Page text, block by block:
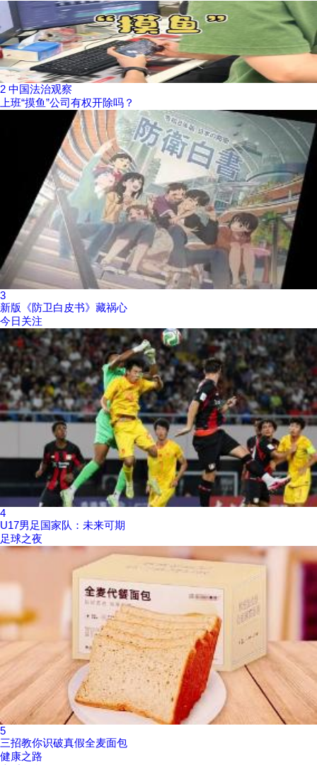
2 中国法治观察
上班“摸鱼”公司有权开除吗？
3
新版《防卫白皮书》藏祸心
今日关注
4
U17男足国家队：未来可期
足球之夜
5
三招教你识破真假全麦面包
健康之路